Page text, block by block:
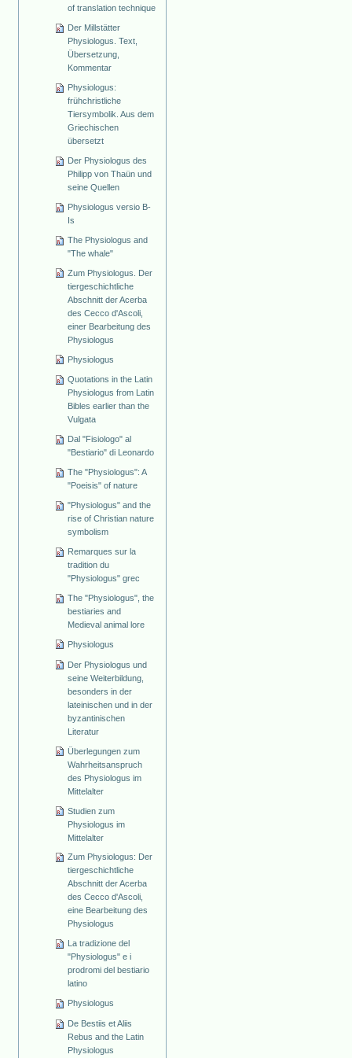
of translation technique
Der Millstätter
Physiologus. Text,
Übersetzung,
Kommentar
Physiologus:
frühchristliche
Tiersymbolik. Aus dem
Griechischen
übersetzt
Der Physiologus des
Philipp von Thaün und
seine Quellen
Physiologus versio B-
Is
The Physiologus and
"The whale"
Zum Physiologus. Der
tiergeschichtliche
Abschnitt der Acerba
des Cecco d'Ascoli,
einer Bearbeitung des
Physiologus
Physiologus
Quotations in the Latin
Physiologus from Latin
Bibles earlier than the
Vulgata
Dal "Fisiologo" al
"Bestiario" di Leonardo
The "Physiologus": A
"Poeisis" of nature
"Physiologus" and the
rise of Christian nature
symbolism
Remarques sur la
tradition du
"Physiologus" grec
The "Physiologus", the
bestiaries and
Medieval animal lore
Physiologus
Der Physiologus und
seine Weiterbildung,
besonders in der
lateinischen und in der
byzantinischen
Literatur
Überlegungen zum
Wahrheitsanspruch
des Physiologus im
Mittelalter
Studien zum
Physiologus im
Mittelalter
Zum Physiologus: Der
tiergeschichtliche
Abschnitt der Acerba
des Cecco d'Ascoli,
eine Bearbeitung des
Physiologus
La tradizione del
"Physiologus" e i
prodromi del bestiario
latino
Physiologus
De Bestiis et Aliis
Rebus and the Latin
Physiologus